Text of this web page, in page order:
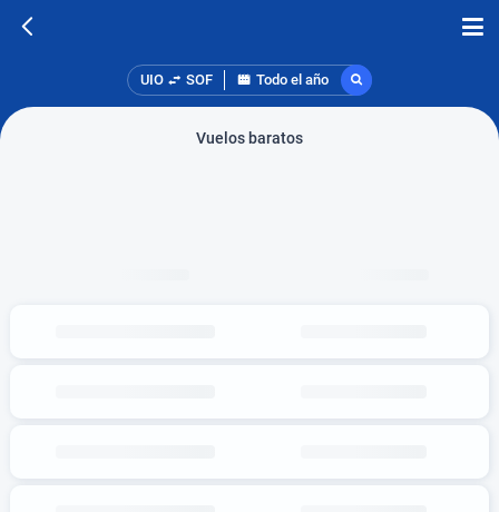
UIO SOF Todo el año
Vuelos baratos